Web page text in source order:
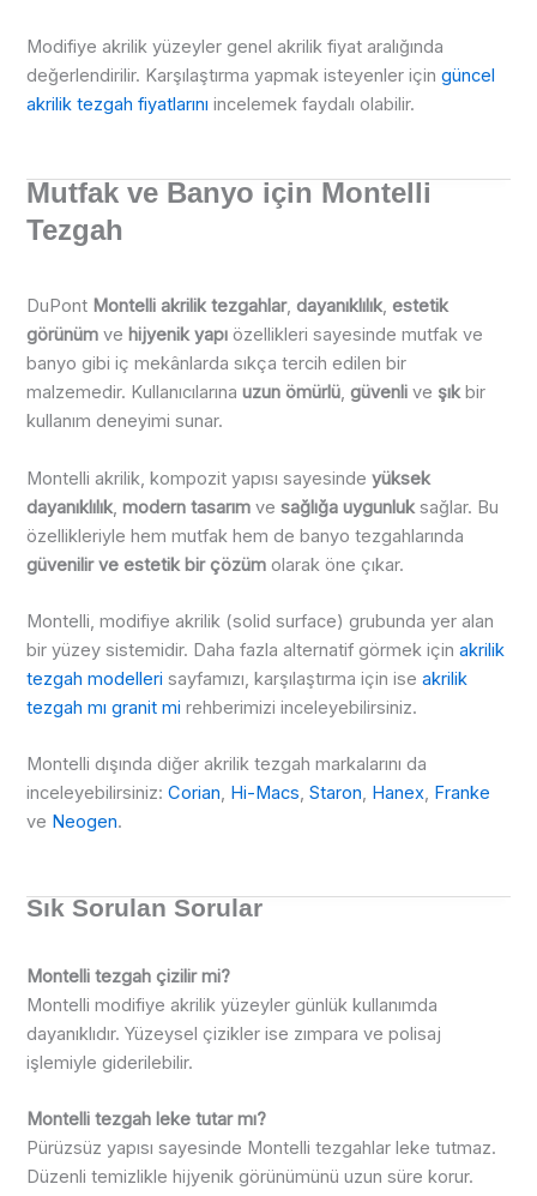
Modifiye akrilik yüzeyler genel akrilik fiyat aralığında
değerlendirilir. Karşılaştırma yapmak isteyenler içingüncel
akrilik tezgah fiyatlarını incelemek faydalı olabilir.
Mutfak ve Banyo için Montelli
Tezgah
DuPont Montelli akrilik tezgahlar,dayanıklılık,estetik
görünüm ve hijyenik yapı özellikleri sayesinde mutfak ve
banyo gibi iç mekânlarda sıkça tercih edilen bir
malzemedir. Kullanıcılarınauzun ömürlü,güvenli ve şıkbir
kullanım deneyimi sunar.
Montelli akrilik, kompozit yapısı sayesindeyüksek
dayanıklılık,modern tasarım vesağlığa uygunluksağlar. Bu
özellikleriyle hem mutfak hem de banyo tezgahlarında
güvenilir ve estetik bir çözüm olarak öne çıkar.
Montelli, modifiye akrilik (solid surface) grubunda yer alan
bir yüzey sistemidir. Daha fazla alternatif görmek içinakrilik
tezgah modelleri sayfamızı, karşılaştırma için iseakrilik
tezgah mı granit mi rehberimizi inceleyebilirsiniz.
Montelli dışında diğer akrilik tezgah markalarını da
inceleyebilirsiniz:Corian, Hi-Macs,Staron, Hanex, Franke
ve Neogen.
Sık Sorulan Sorular
Montelli tezgah çizilir mi?
Montelli modifiye akrilik yüzeyler günlük kullanımda
dayanıklıdır. Yüzeysel çizikler ise zımpara ve polisaj
işlemiyle giderilebilir.
Montelli tezgah leke tutar mı?
Pürüzsüz yapısı sayesinde Montelli tezgahlar leke tutmaz.
Düzenli temizlikle hijyenik görünümünü uzun süre korur.